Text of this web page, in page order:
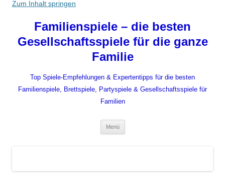
Zum Inhalt springen
Familienspiele – die besten
Gesellschaftsspiele für die ganze
Familie
Top Spiele-Empfehlungen & Expertentipps für die besten
Familienspiele, Brettspiele, Partyspiele & Gesellschaftsspiele für
Familien
Menü